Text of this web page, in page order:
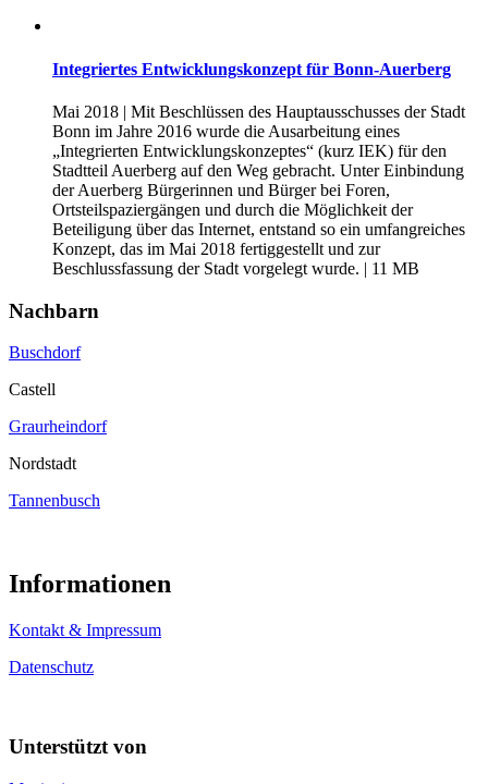
Integriertes Entwicklungskonzept für Bonn-Auerberg
Mai 2018 | Mit Beschlüssen des Hauptausschusses der Stadt
Bonn im Jahre 2016 wurde die Ausarbeitung eines
„Integrierten Entwicklungskonzeptes“ (kurz IEK) für den
Stadtteil Auerberg auf den Weg gebracht. Unter Einbindung
der Auerberg Bürgerinnen und Bürger bei Foren,
Ortsteilspaziergängen und durch die Möglichkeit der
Beteiligung über das Internet, entstand so ein umfangreiches
Konzept, das im Mai 2018 fertiggestellt und zur
Beschlussfassung der Stadt vorgelegt wurde. | 11 MB
Nachbarn
Buschdorf
Castell
Graurheindorf
Nordstadt
Tannenbusch
Informationen
Kontakt & Impressum
Datenschutz
Unterstützt von